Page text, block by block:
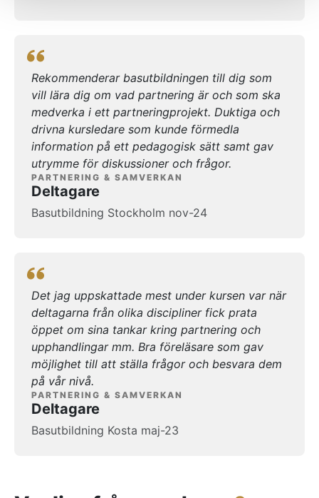
Rekommenderar basutbildningen till dig som
vill lära dig om vad partnering är och som ska
medverka i ett partneringprojekt. Duktiga och
drivna kursledare som kunde förmedla
information på ett pedagogisk sätt samt gav
utrymme för diskussioner och frågor.
PARTNERING & SAMVERKAN
Deltagare
Basutbildning Stockholm nov-24
Det jag uppskattade mest under kursen var när
deltagarna från olika discipliner fick prata
öppet om sina tankar kring partnering och
upphandlingar mm. Bra föreläsare som gav
möjlighet till att ställa frågor och besvara dem
på vår nivå.
PARTNERING & SAMVERKAN
Deltagare
Basutbildning Kosta maj-23